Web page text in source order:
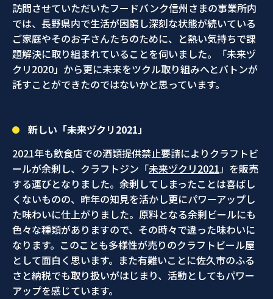
訪問させていただいたフードバンク信州さまの事業所内
では、長野県内で生活が困窮し深刻な状態が続いている
ご家庭やそのお子さんたちのために、と熱い気持ちで課
題解決に取り組まれていることを伺いました。「未来ヅ
クリ2020」から更に未来をツクル取り組みへとバトンが
託すことができたのではないかと思っています。
新しい「未来ヅクリ2021」
2021年も飲食店での酒類提供禁止要請によりクラフトビ
ールが余剰し、クラフトジン「未来ヅクリ2021」を販売
する運びとなりました。余剰してしまったことは喜ばし
くないものの、昨年の知見を活かし更にパワーアップし
た味わいに仕上がりました。原料となる余剰ビールにも
色々な種類がありますので、その時々で違った味わいに
なります。このことも多様性が売りのクラフトビール屋
として面白く思います。また有難いことに佐久市のふる
さと納税でも取り扱いがはじまり、活動としてもパワー
アップを感じています。